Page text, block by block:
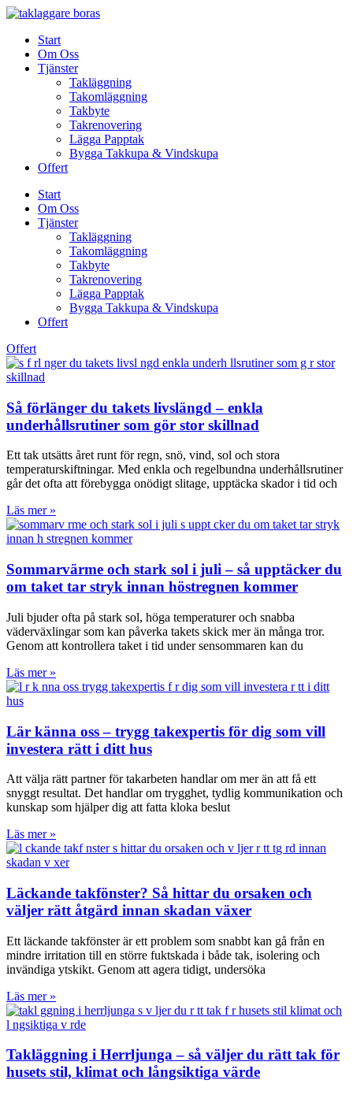
Skip
contentStart
Om Oss
Tjänster
Takläggning
Takomläggning
Takbyte
Takrenovering
Lägga Papptak
Bygga Takkupa & Vindskupa
Offert
Start
Om Oss
Tjänster
Takläggning
Takomläggning
Takbyte
Takrenovering
Lägga Papptak
Bygga Takkupa & Vindskupa
Offert
Offert
Så förlänger du takets livslängd – enkla
underhållsrutiner som gör stor skillnad
Ett tak utsätts året runt för regn, snö, vind, sol och stora
temperaturskiftningar. Med enkla och regelbundna underhållsrutiner
går det ofta att förebygga onödigt slitage, upptäcka skador i tid och
Läs mer »
Sommarvärme och stark sol i juli – så upptäcker du
om taket tar stryk innan höstregnen kommer
Juli bjuder ofta på stark sol, höga temperaturer och snabba
väderväxlingar som kan påverka takets skick mer än många tror.
Genom att kontrollera taket i tid under sensommaren kan du
Läs mer »
Lär känna oss – trygg takexpertis för dig som vill
investera rätt i ditt hus
Att välja rätt partner för takarbeten handlar om mer än att få ett
snyggt resultat. Det handlar om trygghet, tydlig kommunikation och
kunskap som hjälper dig att fatta kloka beslut
Läs mer »
Läckande takfönster? Så hittar du orsaken och
väljer rätt åtgärd innan skadan växer
Ett läckande takfönster är ett problem som snabbt kan gå från en
mindre irritation till en större fuktskada i både tak, isolering och
invändiga ytskikt. Genom att agera tidigt, undersöka
Läs mer »
Takläggning i Herrljunga – så väljer du rätt tak för
husets stil, klimat och långsiktiga värde